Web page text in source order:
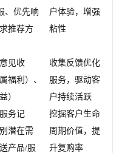
、优先响
推荐方
户体验，增强
粘性
见收
福利）、
）
收集反馈优化
服务，驱动客
户持续活跃
务记
潜在需
产品/服
挖掘客户生命
周期价值，提
升复购率